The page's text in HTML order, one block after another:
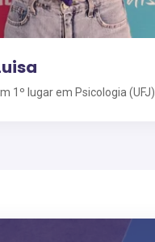
1º lugar em Psicologia (UFJ)